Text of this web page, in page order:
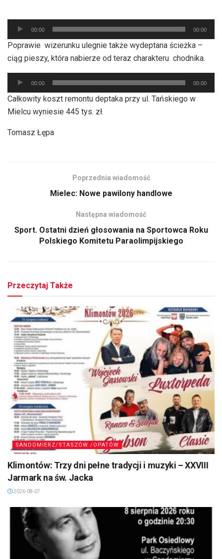
Odtwarzacz
plików
dźwiękowych
00:00 00:00
Poprawie wizerunku ulegnie także wydeptana ścieżka –
ciąg pieszy, która nabierze od teraz charakteru chodnika.
Odtwarzacz
plików
dźwiękowych
00:00 00:00
Całkowity koszt remontu deptaka przy ul. Tańskiego w
Mielcu wyniesie 445 tys. zł.
Tomasz Łępa
Poprzednia wiadomość
Mielec: Nowe pawilony handlowe
Następna wiadomość
Sport. Ostatni dzień głosowania na Sportowca Roku
Polskiego Komitetu Paraolimpijskiego
Przeczytaj Także
SANDOMIERZ/STASZÓW /OPATÓW
Klimontów: Trzy dni pełne tradycji i muzyki – XXVIII
Jarmark na św. Jacka
2026-08-07